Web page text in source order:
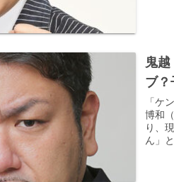
鬼
ブ？
「ケ
博和
り、
ん」